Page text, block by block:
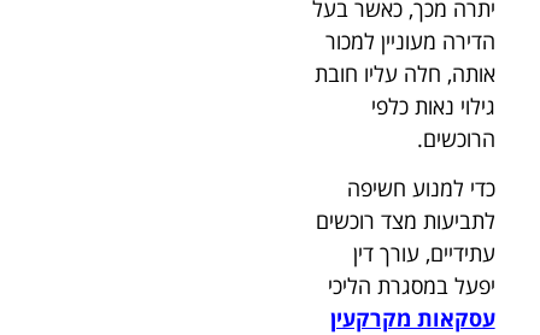
יתרה מכך, כאשר בעל
הדירה מעוניין למכור
אותה, חלה עליו חובת
גילוי נאות כלפי
הרוכשים.
כדי למנוע חשיפה
לתביעות מצד רוכשים
עתידיים, עורך דין
יפעל במסגרת הליכי
עסקאות מקרקעין